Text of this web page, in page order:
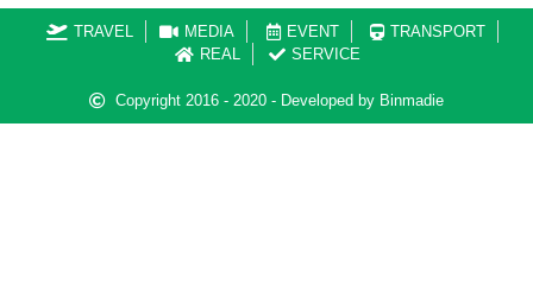
Copyright 2016 - 2020 - Developed by Binmadie
TRAVEL MEDIA EVENT
TRANSPORT
REAL
SERVICE